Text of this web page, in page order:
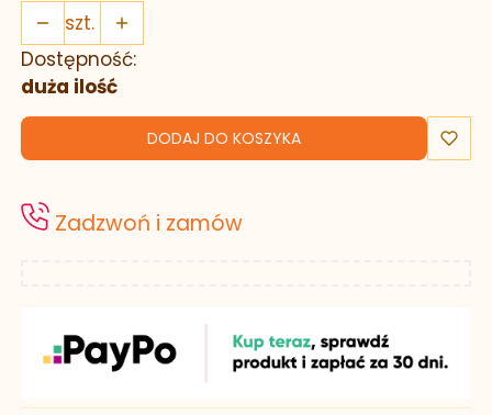
szt.
Dostępność:
duża ilość
DODAJ DO KOSZYKA
Zadzwoń i zamów